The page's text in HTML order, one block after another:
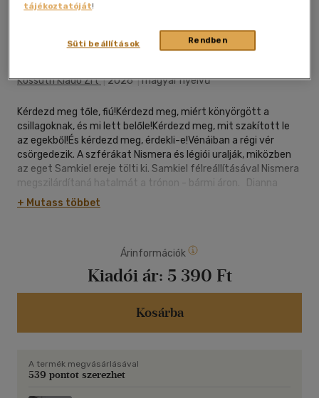
Kívánságlistához adom Megosztom
Kossuth Kiadó Zrt|2026|magyar nyelvű
Kérdezd meg tőle, fiú!Kérdezd meg, miért könyörgött a
csillagoknak, és mi lett belőle!Kérdezd meg, mit szakított le
az egekből!És kérdezd meg, érdekli-e!Vénáiban a régi vér
csörgedezik. A szférákat Nismera és légiói uralják, miközben
az eget Samkiel ereje tölti ki. Samkiel félreállításával Nismera
megszilárdítaná hatalmát a trónon - bármi áron. Dianna
féligazságok, hazugságok és megtévesztések súlya alatt
nyög. Miután legyőzte azt, amit élete addigi legnagyobb
mint valaha. A Kéz széthullott, a szférák káoszba zuhantak,
és az egyetlen ember, akiben bízhat, távol tartja magát tőle.
Vajon félre tudják tenni nézeteltéréseiket, vagy mindketten
a háború istennőjének pengéjétől fognak elhullani? Az
egyetlen igaz király visszatér, de a király vagy a királynő fog
+ Mutass többet
Árinformációk
Kiadói ár: 5 390 Ft
Kosárba
A termék megvásárlásával
539 pontot szerezhet
tájékoztatóját!
Rendben
Süti beállítások